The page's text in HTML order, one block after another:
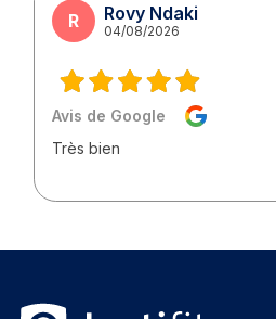
R Rovy Ndaki
04/08/2026
Avis de Google
Très bien